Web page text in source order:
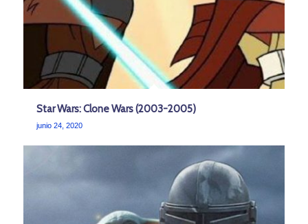
Star Wars: Clone Wars (2003-2005)
junio 24, 2020